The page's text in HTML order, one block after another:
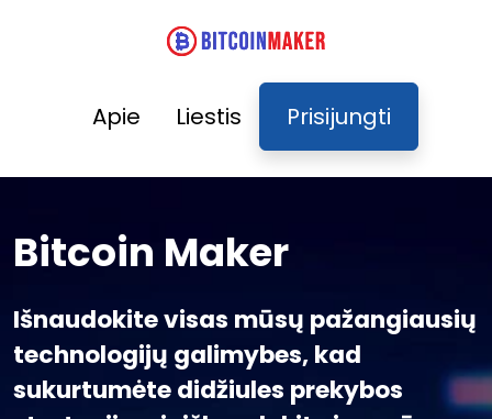
Apie Liestis Prisijungti
Bitcoin Maker
Išnaudokite visas mūsų pažangiausių
technologijų galimybes, kad
sukurtumėte didžiules prekybos